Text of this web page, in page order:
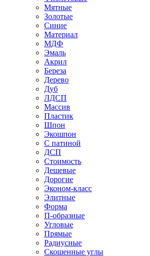
Мятные
Золотые
Синие
Материал
МДФ
Эмаль
Акрил
Береза
Дерево
Дуб
ЛДСП
Массив
Пластик
Шпон
Экошпон
С патиной
ДСП
Стоимость
Дешевые
Дорогие
Эконом-класс
Элитные
Форма
П-образные
Угловые
Прямые
Радиусные
Скошенные углы